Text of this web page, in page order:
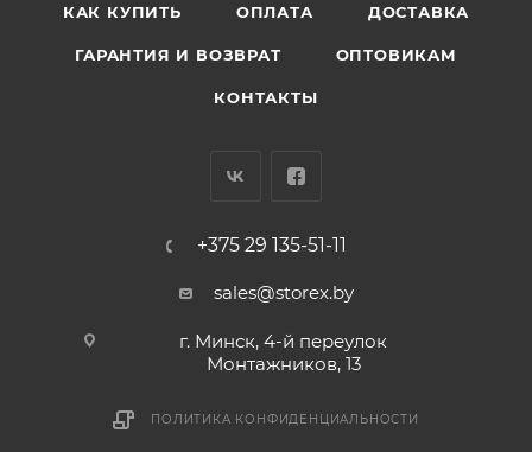
КАК КУПИТЬ ОПЛАТА ДОСТАВКА
ГАРАНТИЯ И ВОЗВРАТ ОПТОВИКАМ
КОНТАКТЫ
+375 29 135-51-11
sales@storex.by
г. Минск, 4-й переулок
Монтажников, 13
ПОЛИТИКА КОНФИДЕНЦИАЛЬНОСТИ